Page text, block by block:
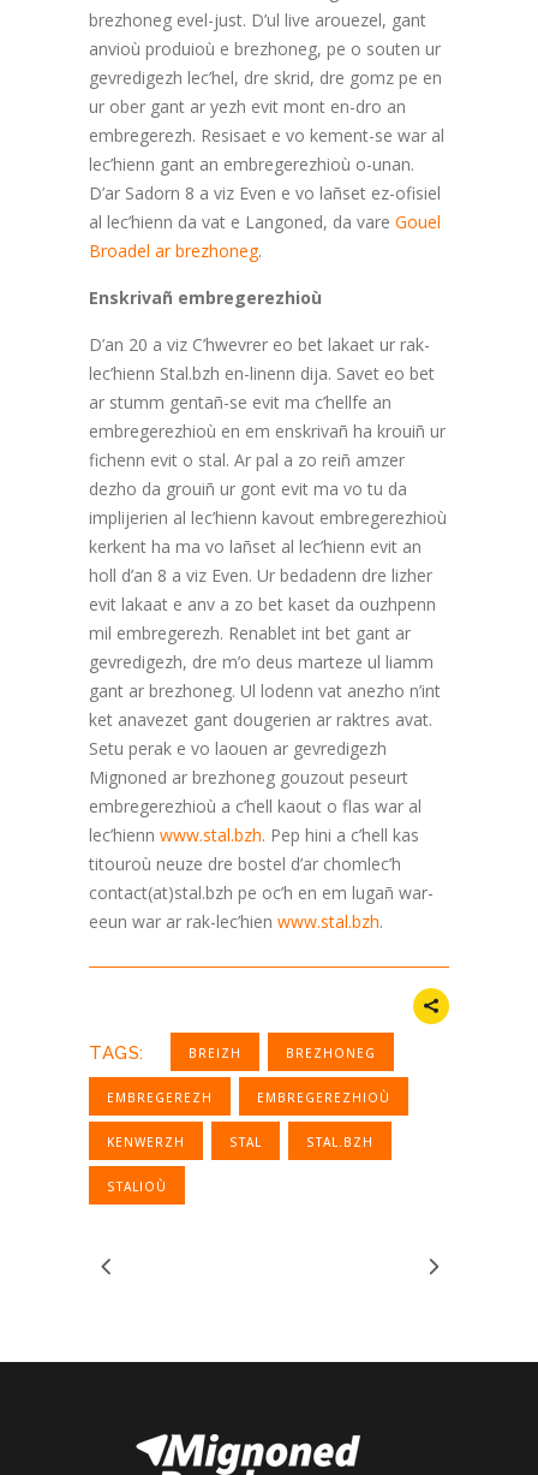
brezhoneg evel-just. D’ul live arouezel, gant
anvioù produioù e brezhoneg, pe o souten ur
gevredigezh lec’hel, dre skrid, dre gomz pe en
ur ober gant ar yezh evit mont en-dro an
embregerezh. Resisaet e vo kement-se war al
lec’hienn gant an embregerezhioù o-unan.
D’ar Sadorn 8 a viz Even e vo lañset ez-ofisiel
al lec’hienn da vat e Langoned, da vare Gouel
Broadel ar brezhoneg.
Enskrivañ embregerezhioù
D’an 20 a viz C’hwevrer eo bet lakaet ur rak-
lec’hienn Stal.bzh en-linenn dija. Savet eo bet
ar stumm gentañ-se evit ma c’hellfe an
embregerezhioù en em enskrivañ ha krouiñ ur
fichenn evit o stal. Ar pal a zo reiñ amzer
dezho da grouiñ ur gont evit ma vo tu da
implijerien al lec’hienn kavout embregerezhioù
kerkent ha ma vo lañset al lec’hienn evit an
holl d’an 8 a viz Even. Ur bedadenn dre lizher
evit lakaat e anv a zo bet kaset da ouzhpenn
mil embregerezh. Renablet int bet gant ar
gevredigezh, dre m’o deus marteze ul liamm
gant ar brezhoneg. Ul lodenn vat anezho n’int
ket anavezet gant dougerien ar raktres avat.
Setu perak e vo laouen ar gevredigezh
Mignoned ar brezhoneg gouzout peseurt
embregerezhioù a c’hell kaout o flas war al
lec’hienn www.stal.bzh. Pep hini a c’hell kas
titouroù neuze dre bostel d’ar chomlec’h
contact(at)stal.bzh pe oc’h en em lugañ war-
eeun war ar rak-lec’hien www.stal.bzh.
TAGS: BREIZH BREZHONEG
EMBREGEREZH EMBREGEREZHIOÙ
KENWERZH STAL STAL.BZH
STALIOÙ